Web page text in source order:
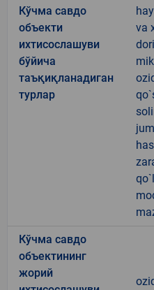
Кўчма савдо
объекти
ихтисослашуви
бўйича
таъқиқланадиган
турлар
va
Кўчма савдо
объектининг
жорий